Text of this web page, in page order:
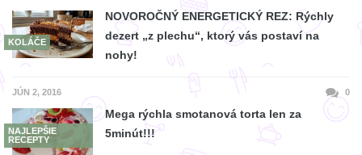
KOLÁČE
NOVOROČNÝ ENERGETICKÝ REZ: Rýchly
dezert „z plechu“, ktorý vás postaví na
nohy!
JÚN 2, 2016 0
NAJLEPŠIE
RECEPTY
Mega rýchla smotanová torta len za
5minút!!!